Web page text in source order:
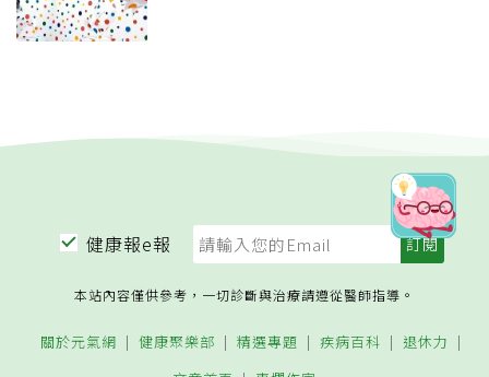
健康報e報
本站內容僅供參考，一切診斷與治療請遵從醫師指導。
關於元氣網 健康聚樂部 精選專題 疾病百科
退休力